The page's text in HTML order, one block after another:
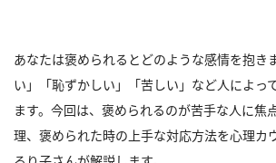
あなたは褒められるとどのような感情を抱
い」「恥ずかしい」「苦しい」など人によっ
ます。今回は、褒められるのが苦手な人に焦
理、褒められた時の上手な対応方法を心理カ